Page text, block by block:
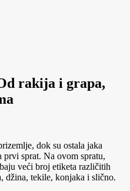
rakija i grapa,
dok su ostala jaka
prvi sprat. Na ovom spratu,
veći broj etiketa različitih
džina, tekile, konjaka i slično.